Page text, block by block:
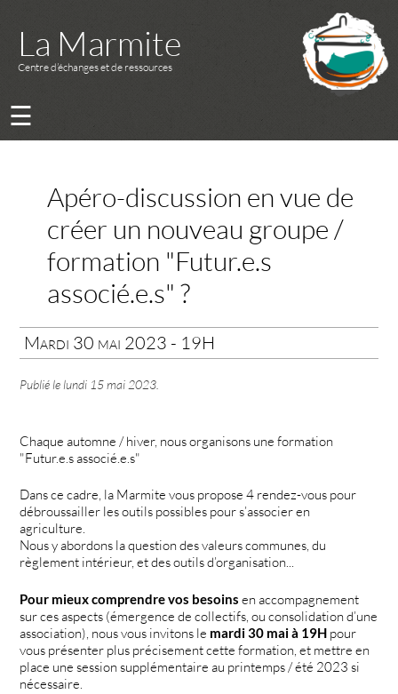
La Marmite
Centre d’échanges et de ressources
☰
Apéro-discussion en vue de
créer un nouveau groupe /
formation "Futur.e.s
associé.e.s" ?
Mardi 30 mai 2023 - 19H
Publié le lundi 15 mai 2023
Chaque automne / hiver, nous organisons une formation
"Futur.e.s associé.e.s"
Dans ce cadre, la Marmite vous propose 4 rendez-vous pour
débroussailler les outils possibles pour s’associer en
agriculture.
Nous y abordons la question des valeurs communes, du
règlement intérieur, et des outils d’organisation...
Pour mieux comprendre vos besoinsen accompagnement
sur ces aspects (émergence de collectifs, ou consolidation d’une
association), nous vous invitons le mardi 30 mai à 19H pour
vous présenter plus précisement cette formation, et mettre en
place une session supplémentaire au printemps / été 2023 si
nécessaire.